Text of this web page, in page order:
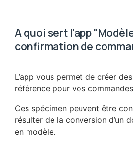
A quoi sert l'app
confirmation de
L’app vous permet de créer
référence pour vos
Ces spécimen peuvent être
résulter de la conversion d’un
en modèle.